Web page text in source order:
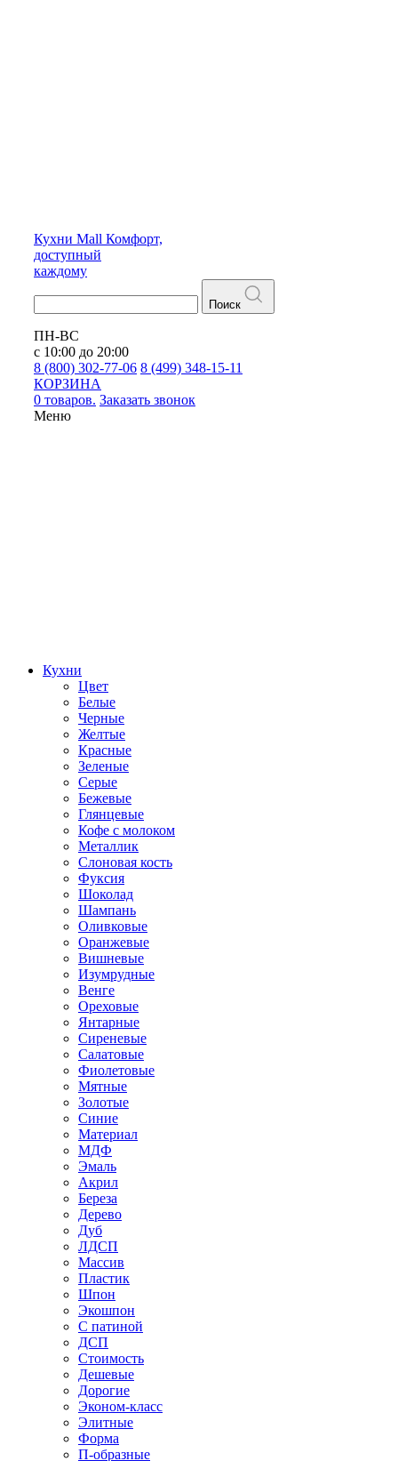
Кухни Mall Комфорт,
доступный
каждому
Поиск
ПН-ВС
с 10:00 до 20:00
8 (800) 302-77-06 8 (499) 348-15-11
КОРЗИНА
0 товаров. Заказать звонок
Меню
Кухни
Цвет
Белые
Черные
Желтые
Красные
Зеленые
Серые
Бежевые
Глянцевые
Кофе с молоком
Металлик
Слоновая кость
Фуксия
Шоколад
Шампань
Оливковые
Оранжевые
Вишневые
Изумрудные
Венге
Ореховые
Янтарные
Сиреневые
Салатовые
Фиолетовые
Мятные
Золотые
Синие
Материал
МДФ
Эмаль
Акрил
Береза
Дерево
Дуб
ЛДСП
Массив
Пластик
Шпон
Экошпон
С патиной
ДСП
Стоимость
Дешевые
Дорогие
Эконом-класс
Элитные
Форма
П-образные